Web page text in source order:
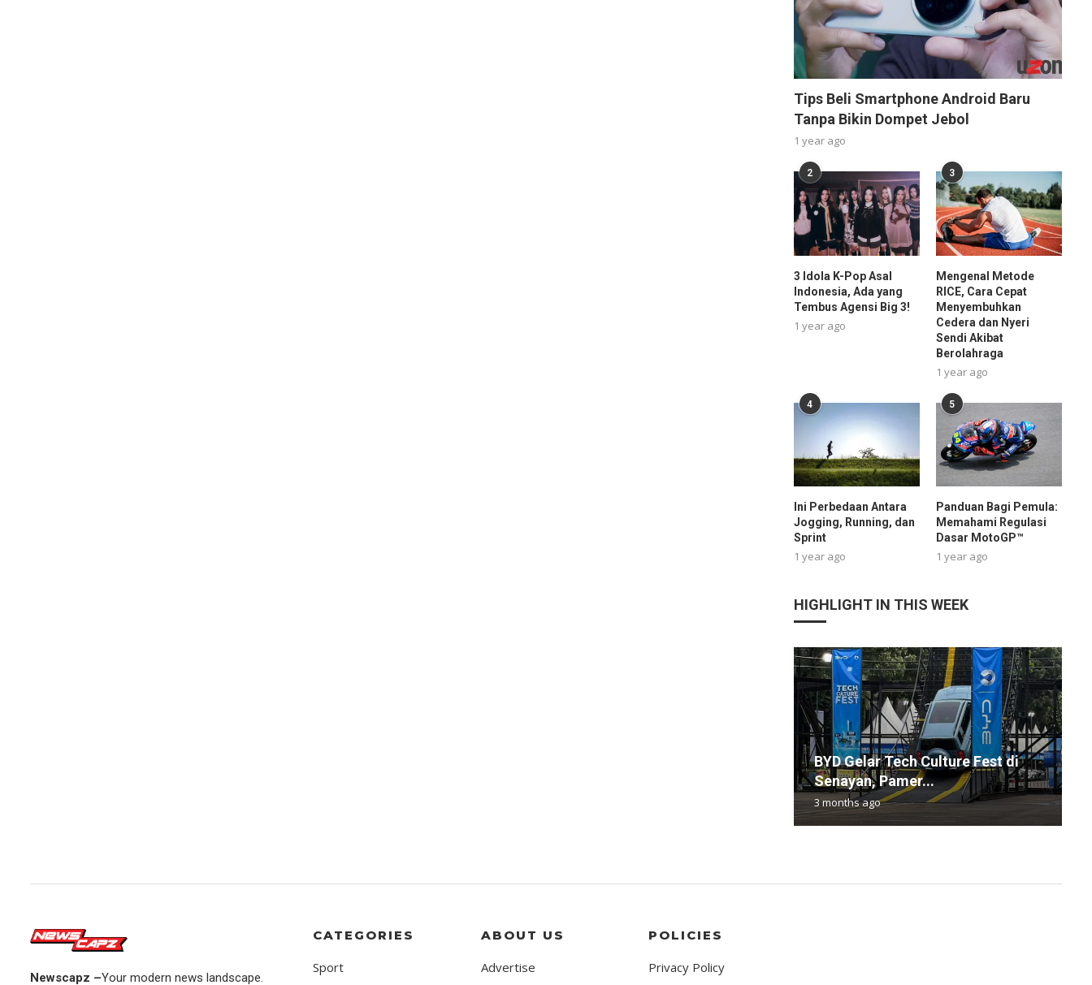
Tips Beli Smartphone Android Baru
Tanpa Bikin Dompet Jebol
1 year ago
2
3 Idola K-Pop Asal
Indonesia, Ada yang
Tembus Agensi Big 3!
1 year ago
3
Mengenal Metode
RICE, Cara Cepat
Menyembuhkan
Cedera dan Nyeri
Sendi Akibat
Berolahraga
1 year ago
4
Ini Perbedaan Antara
Jogging, Running, dan
Sprint
1 year ago
5
Panduan Bagi Pemula:
Memahami Regulasi
Dasar MotoGP™
1 year ago
HIGHLIGHT IN THIS WEEK
BYD Gelar Tech Culture Fest di
Senayan, Pamer...
3 months ago
Newscapz –Your modern news landscape.
CATEGORIES
Sport
ABOUT US
Advertise
POLICIES
Privacy Policy